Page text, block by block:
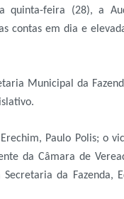
quinta-feira (28), a
contas em dia e
Municipal da
Paulo Polis; o
da Câmara de
da